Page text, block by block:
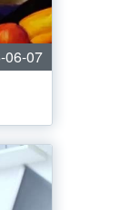
06-07